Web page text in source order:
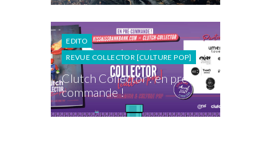
EDITO
REVUE COLLECTOR [CULTURE POP]
Clutch Collector : en pré-
commande !